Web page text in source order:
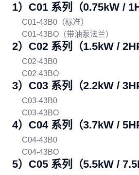
1）C01 系列（0.75kW /
C01-43B0（标准）
C01-43BO（带油泵法兰）
2）C02 系列（1.5kW /
C02-43B0
C02-43BO
3）C03 系列（2.2kW /
C03-43B0
C03-43BO
4）C04 系列（3.7kW /
C04-43B0
C04-43BO
5）C05 系列（5.5kW /